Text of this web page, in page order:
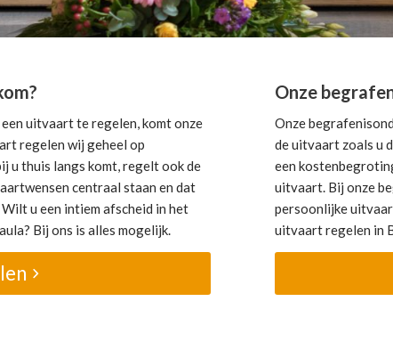
uitvaart te regelen, komt onze
regelen wij geheel op
u thuis langs komt, regelt ook de
centraal staan en dat
u een intiem afscheid in het
Bij ons is alles mogelijk.
Onze
Onze
de uitvaart zoals u
een
uitvaart. Bij onze
persoonlijke
uitvaart regelen in